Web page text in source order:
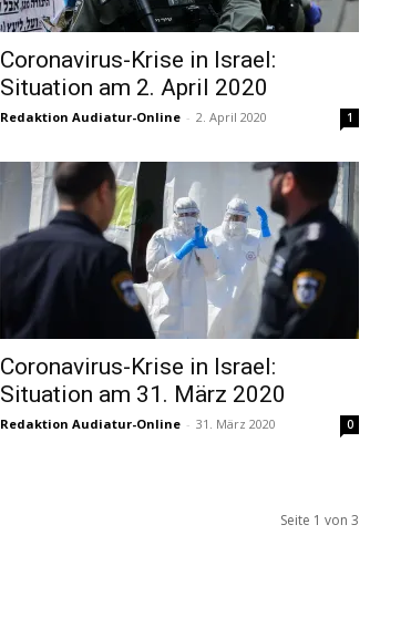
Coronavirus-Krise in Israel:
Situation am 2. April 2020
Redaktion Audiatur-Online - 2. April 2020 1
Coronavirus-Krise in Israel:
Situation am 31. März 2020
Redaktion Audiatur-Online - 31. März 2020 0
Seite 1 von 3